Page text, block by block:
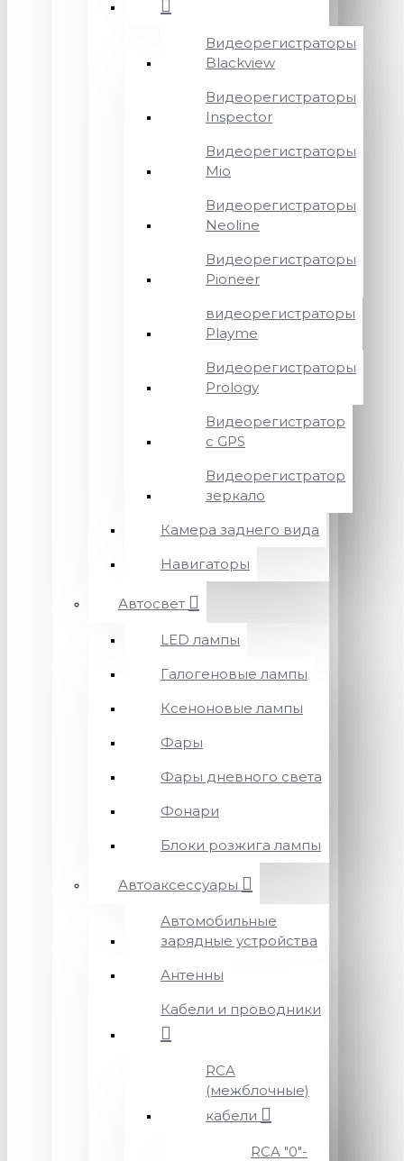
Видеорегистраторы
Blackview
Видеорегистраторы
Inspector
Видеорегистраторы
Mio
Видеорегистраторы
Neoline
Видеорегистраторы
Pioneer
видеорегистраторы
Playme
Видеорегистраторы
Prology
Видеорегистратор
с GPS
Видеорегистратор
зеркало
Камера заднего вида
Навигаторы
Автосвет
LED лампы
Галогеновые лампы
Ксеноновые лампы
Фары
Фары дневного света
Фонари
Блоки розжига лампы
Автоаксессуары
Автомобильные
зарядные устройства
Антенны
Кабели и проводники
RCA
(межблочные)
кабели
RCA "0"-